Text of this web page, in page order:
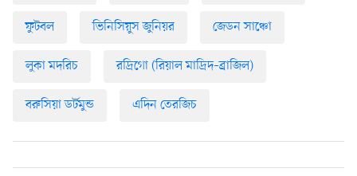
ফুটবল ভিনিসিয়ুস জুনিয়র জেডন সাঞ্চো
লুকা মদরিচ রদ্রিগো (রিয়াল মাদ্রিদ–ব্রাজিল)
বরুসিয়া ডর্টমুন্ড এদিন তেরজিচ